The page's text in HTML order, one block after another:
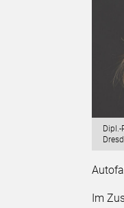
Dipl.-
Im